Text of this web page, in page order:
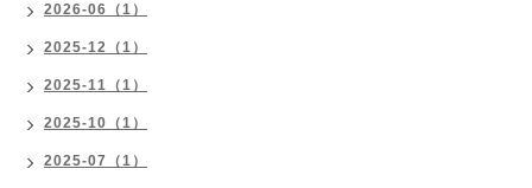
2026-06（1）
2025-12（1）
2025-11（1）
2025-10（1）
2025-07（1）